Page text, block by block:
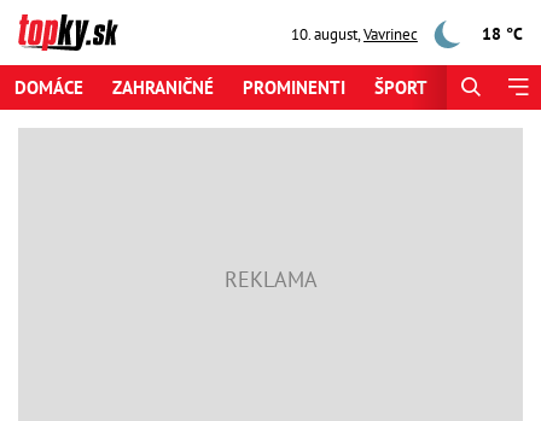
10. august,Vavrinec 18 °C
DOMÁCE ZAHRANIČNÉ PROMINENTI ŠPORT